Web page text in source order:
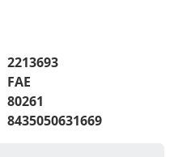
2213693
FAE
80261
8435050631669